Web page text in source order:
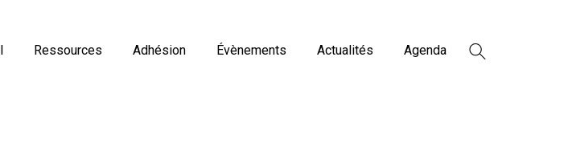
Ressources Adhésion Évènements Actualités Agenda